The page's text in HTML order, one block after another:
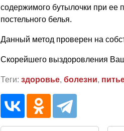
содержимого бутылочки при ее
постельного белья.
Данный метод проверен на
Скорейшего выздоровления
Теги: здоровье, болезни,